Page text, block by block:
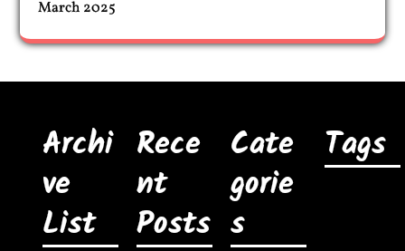
March 2025
Archi
ve
List
Rece
nt
Posts
Cate
gorie
s
Tags